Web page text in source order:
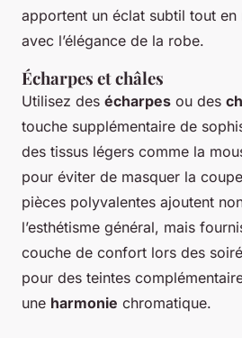
apportent un éclat subtil tout en
avec l’élégance de la robe.
Écharpes et châles
Utilisez des écharpes ou des
touche supplémentaire de
des tissus légers comme la
pour éviter de masquer la
pièces polyvalentes ajoutent
l’esthétisme général, mais
couche de confort lors des
pour des teintes
une harmonie chromatique.